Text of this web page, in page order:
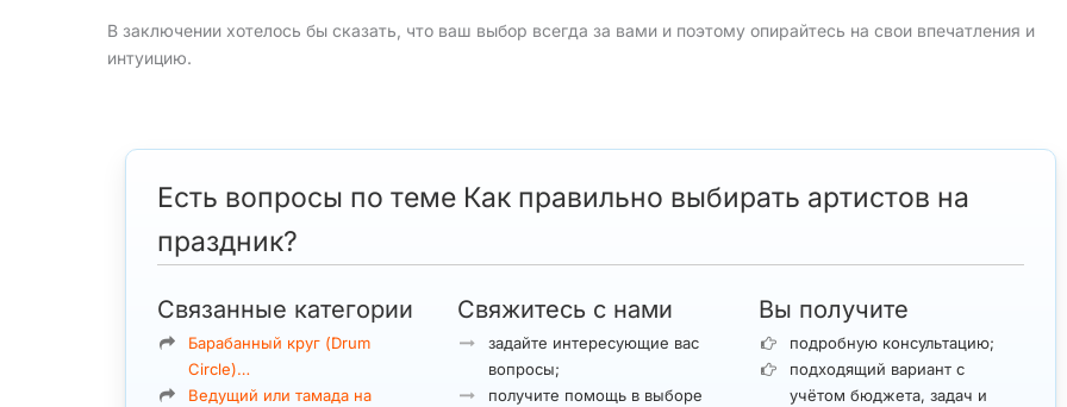
В заключении хотелось бы сказать, что ваш выбор всегда за вами и поэтому опирайтесь на свои впечатления и
интуицию.
Есть вопросы по теме Как правильно выбирать артистов на
праздник?
Связанные категории
Барабанный круг (Drum
Circle)…
Ведущий или тамада на
Свяжитесь с нами
задайте интересующие вас
вопросы;
получите помощь в выборе
Вы получите
подробную консультацию;
подходящий вариант с
учётом бюджета, задач и